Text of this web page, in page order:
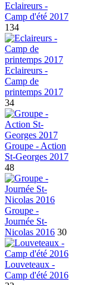
Eclaireurs -
Camp d'été 2017
134
Eclaireurs -
Camp de
printemps 2017
34
Groupe - Action
St-Georges 2017
48
Groupe -
Journée St-
Nicolas 2016 30
Louveteaux -
Camp d'été 2016